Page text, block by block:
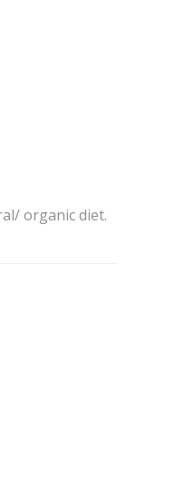
organic diet.